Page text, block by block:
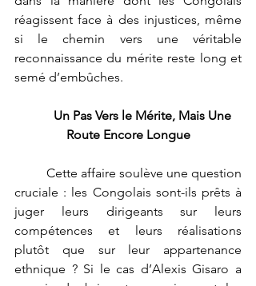
réagissent face à des injustices, même
si le chemin vers une véritable
reconnaissance du mérite reste long et
semé d’embûches.
Route Encore Longue
cruciale : les Congolais sont-ils prêts à
juger leurs dirigeants sur leurs
compétences et leurs réalisations
plutôt que sur leur appartenance
ethnique ? Si le cas d’Alexis Gisaro a